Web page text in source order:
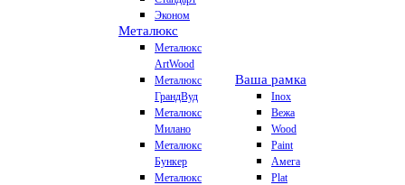
Эконом
Металюкс
Металюкс
ArtWood
Металюкс
ГрандВуд
Металюкс
Милано
Металюкс
Бункер
Металюкс
Ваша рамка
Inox
Вежа
Wood
Paint
Амега
Plat